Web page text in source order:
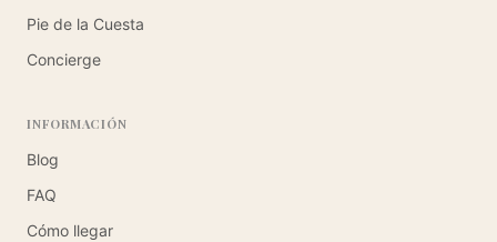
Pie de la Cuesta
Concierge
INFORMACIÓN
Blog
FAQ
Cómo llegar